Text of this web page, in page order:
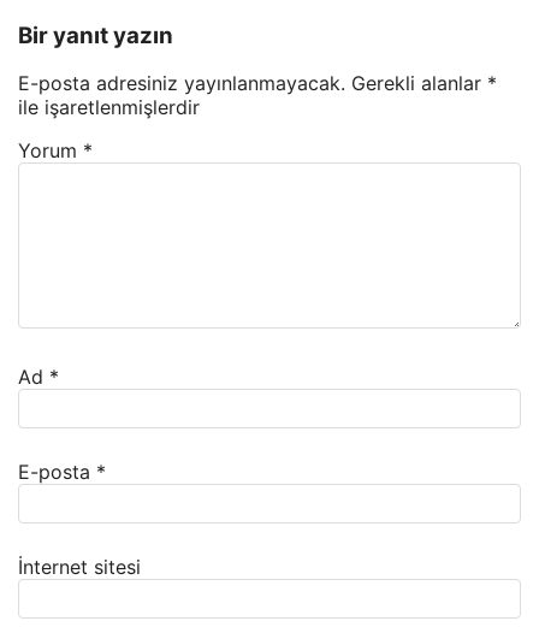
Bir yanıt yazın
E-posta adresiniz yayınlanmayacak. Gerekli alanlar *
ile işaretlenmişlerdir
Yorum *
Ad *
E-posta *
İnternet sitesi